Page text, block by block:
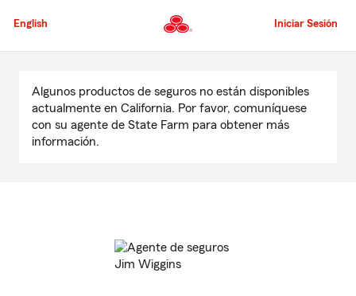
al
principal
English Iniciar Sesión
contenido
principal
Algunos productos de seguros no están disponibles
actualmente en California. Por favor, comuníquese
con su agente de State Farm para obtener más
información.